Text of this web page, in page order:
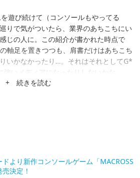
遊び続けて（コンソールもやってる
りで気がついたら、業界のあちこちにい
じの人に。この紹介が書かれた時点で
軸足を置きつつも、肩書だけはあちこち
いかなかったり…。それはそれとしてG*
強いメディアになったりしないかな。
+ 続きを読む
ドより新作コンソールゲーム「MACROSS
決定！